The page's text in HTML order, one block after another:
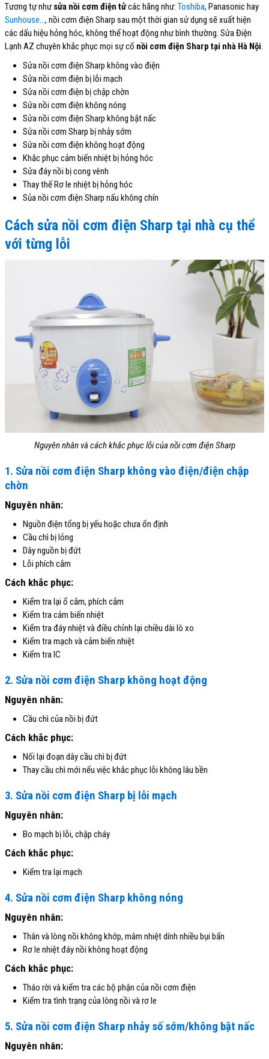
Tương tự nhưsửa nồi cơm điện tửcác hãng như: Toshiba, Panasonic hay
Sunhouse…, nồi cơm điện Sharp sau một thời gian sử dụng sẽ xuất hiện
các dấu hiệu hỏng hóc, không thể hoạt động như bình thường. Sửa Điện
Lạnh AZ chuyên khắc phục mọi sự cố nồi cơm điện Sharp tại nhà Hà Nội.
Sửa nồi cơm điện Sharp không vào điện
Sửa nồi cơm điện bị lỗi mạch
Sửa nồi cơm điện bị chập chờn
Sửa nồi cơm điện không nóng
Sửa nồi cơm điện Sharp không bật nấc
Sửa nồi cơm Sharp bị nhảy sớm
Sửa nồi cơm điện không hoạt động
Khắc phục cảm biến nhiệt bị hỏng hóc
Sửa đáy nồi bị cong vênh
Thay thế Rơ le nhiệt bị hỏng hóc
Sủa nồi cơm điện Sharp nấu không chín
Cách sửa nồi cơm điện Sharp tại nhà cụ thể
với từng lỗi
Nguyên nhân và cách khắc phục lỗi của nồi cơm điện Sharp
1. Sửa nồi cơm điện Sharp không vào điện/điện chập
chờn
Nguyên nhân:
Nguồn điện tổng bị yếu hoặc chưa ổn định
Cầu chì bị lỏng
Dây nguồn bị đứt
Lỗi phích cắm
Cách khắc phục:
Kiểm tra lại ổ cắm, phích cắm
Kiểm tra cảm biến nhiệt
Kiểm tra đáy nhiệt và điều chỉnh lại chiều dài lò xo
Kiểm tra mạch và cảm biến nhiệt
Kiểm tra IC
2. Sửa nồi cơm điện Sharp không hoạt động
Nguyên nhân:
Cầu chì của nồi bị đứt
Cách khắc phục:
Nối lại đoạn dây cầu chì bị đứt
Thay cầu chì mới nếu việc khắc phục lỗi không lâu bền
3. Sửa nồi cơm điện Sharp bị lỗi mạch
Nguyên nhân:
Bo mạch bị lỗi, chập cháy
Cách khắc phục:
Kiểm tra lại mạch
4. Sửa nồi cơm điện Sharp không nóng
Nguyên nhân:
Thân và lòng nồi không khớp, mâm nhiệt dính nhiều bụi bẩn
Rơ le nhiệt đáy nồi không hoạt động
Cách khắc phục:
Tháo rời và kiểm tra các bộ phận của nồi cơm điện
Kiểm tra tình trạng của lòng nồi và rơ le
5. Sửa nồi cơm điện Sharp nhảy số sớm/không bật nấc
Nguyên nhân: